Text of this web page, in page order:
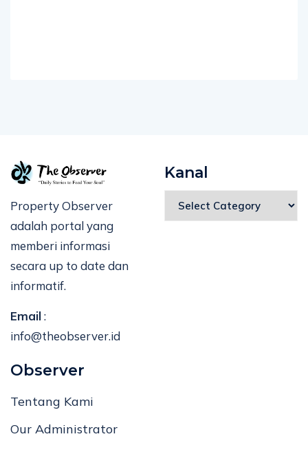
Property Observer
adalah portal yang
memberi informasi
secara up to date dan
informatif.
Email:
info@theobserver.id
Kanal
Observer
Tentang Kami
Our Administrator